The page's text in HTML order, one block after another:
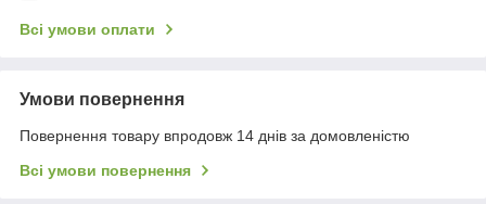
Всі умови оплати
Умови повернення
Повернення товару впродовж 14 днів за домовленістю
Всі умови повернення